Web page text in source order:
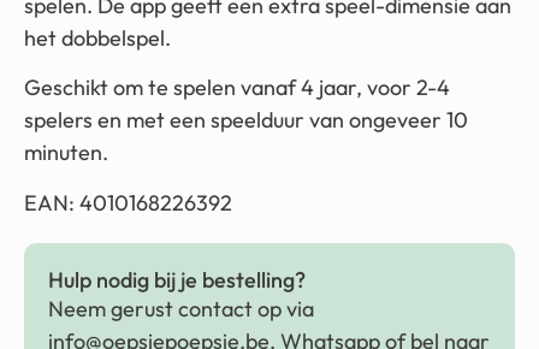
het dobbelspel.
Geschikt om te spelen vanaf 4 jaar, voor 2-4
spelers en met een speelduur van ongeveer 10
minuten.
EAN: 4010168226392
Hulp nodig bij je bestelling?
Neem gerust contact op via
info@oepsiepoepsie.be, Whatsapp of bel naar